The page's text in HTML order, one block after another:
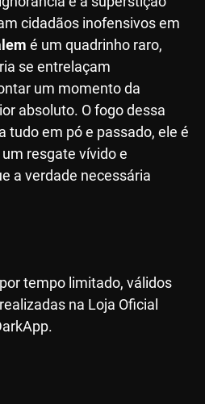
cidadãos inofensivos em
é um quadrinho raro,
se entrelaçam
um momento da
absoluto. O fogo dessa
tudo em pó e passado, ele é
resgate vívido e
a verdade necessária
tempo limitado, válidos
na Loja Oficial